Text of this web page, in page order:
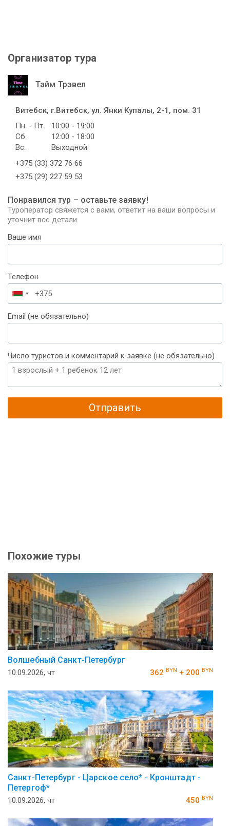
Организатор тура
Тайм Трэвел
Витебск, г.Витебск, ул. Янки Купалы, 2-1, пом. 31
Пн. - Пт.
10:00 - 19:00
Сб.
12:00 - 18:00
Вс.
Выходной
+375 (33) 372 76 66
+375 (29) 227 59 53
Понравился тур – оставьте заявку!
Туроператор свяжется с вами, ответит на ваши вопросы и
уточнит все детали.
Ваше имя
Телефон
Беларусь
+375
Email (не обязательно)
Число туристов и комментарий к заявке (не обязательно)
Отправить
Похожие туры
Волшебный Санкт-Петербург
10.09.2026, чт 362 BYN + 200 BYN
Санкт-Петербург - Царское село* - Кронштадт -
Петергоф*
10.09.2026, чт 450 BYN